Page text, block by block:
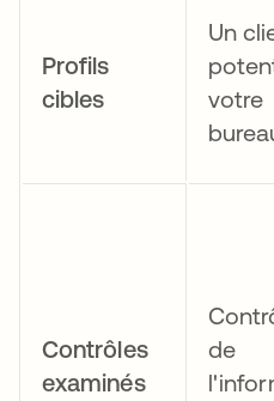
Profils
cibles
Un
votre
Contrôles
examinés
de